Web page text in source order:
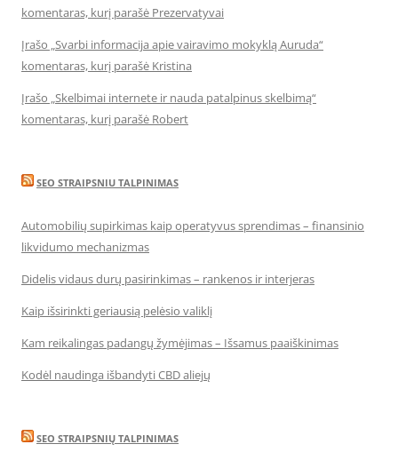
komentaras, kurį parašė Prezervatyvai
Įrašo „Svarbi informacija apie vairavimo mokyklą Auruda“
komentaras, kurį parašė Kristina
Įrašo „Skelbimai internete ir nauda patalpinus skelbimą“
komentaras, kurį parašė Robert
SEO STRAIPSNIU TALPINIMAS
Automobilių supirkimas kaip operatyvus sprendimas – finansinio
likvidumo mechanizmas
Didelis vidaus durų pasirinkimas – rankenos ir interjeras
Kaip išsirinkti geriausią pelėsio valiklį
Kam reikalingas padangų žymėjimas – Išsamus paaiškinimas
Kodėl naudinga išbandyti CBD aliejų
SEO STRAIPSNIŲ TALPINIMAS